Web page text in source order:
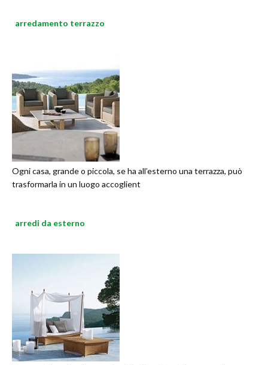
arredamento terrazzo
Ogni casa, grande o piccola, se ha all’esterno una terrazza, può
trasformarla in un luogo accoglient
arredi da esterno